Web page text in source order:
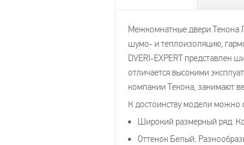
Межкомнатные двери Текона
шумо- и теплоизоляцию,
DVERI-EXPERT представлен
отличается высокими
компании Текона, занимают
К достоинству модели можно
Широкий размерный ряд.
Оттенок Белый.